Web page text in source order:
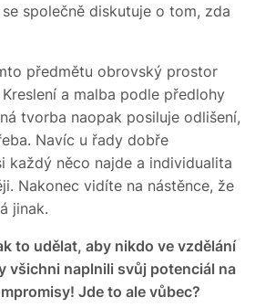
společně diskutuje o tom, zda
předmětu obrovský prostor
a malba podle předlohy
tvorba naopak posiluje odlišení,
Navíc u řady dobře
každý něco najde a individualita
Nakonec vidíte na nástěnce, že
jinak.
to udělat, aby nikdo ve vzdělání
všichni naplnili svůj potenciál na
Jde to ale vůbec?